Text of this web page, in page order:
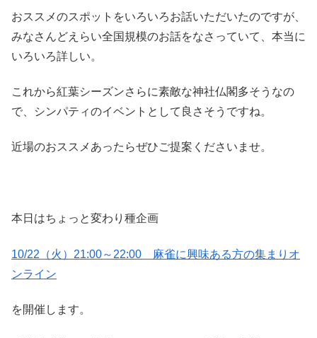
おススメのスポットをいろいろお話いただいたのですが、
みなさんどえらい全国規模のお話をなさっていて、本当に
いろいろ詳しい。
これから紅葉シーズンさらに素敵な神社仏閣多そうなの
で、シンパティのイベントとして良さそうですね。
近場のおススメあったらぜひご提案くださいませ。
本日はちょっと変わり種企画
10/22（火）21:00～22:00 麻雀に興味ある方の集まりオ
ンライン
を開催します。